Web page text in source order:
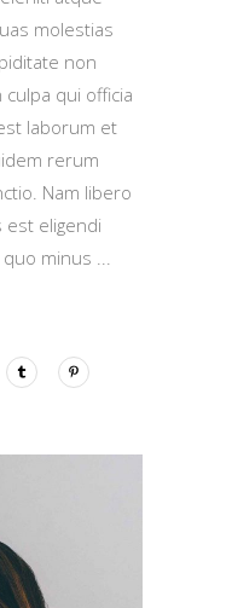
molestias
non
qui officia
laborum et
rerum
Nam libero
eligendi
minus